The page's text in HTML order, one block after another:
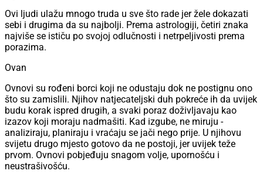
Ovi ljudi ulažu mnogo truda u sve što rade jer žele dokazati
sebi i drugima da su najbolji. Prema astrologiji, četiri znaka
najviše se ističu po svojoj odlučnosti i netrpeljivosti prema
porazima.
Ovan
Ovnovi su rođeni borci koji ne odustaju dok ne postignu ono
što su zamislili. Njihov natjecateljski duh pokreće ih da uvijek
budu korak ispred drugih, a svaki poraz doživljavaju kao
izazov koji moraju nadmašiti. Kad izgube, ne miruju -
analiziraju, planiraju i vraćaju se jači nego prije. U njihovu
svijetu drugo mjesto gotovo da ne postoji, jer uvijek teže
prvom. Ovnovi pobjeđuju snagom volje, upornošću i
neustrašivošću.